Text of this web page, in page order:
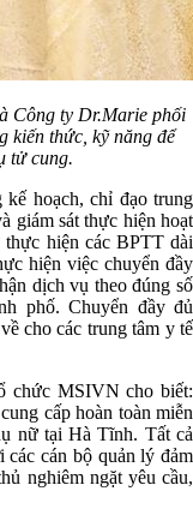
Công ty Dr.Marie phối
kiến thức, kỹ năng để
tử cung.
hoạch, chỉ đạo trung
giám sát thực hiện hoạt
hiện các BPTT dài
hiện việc chuyển đầy
dịch vụ theo đúng số
phố. Chuyển đầy đủ
cho các trung tâm y tế
chức MSIVN cho biết:
cấp hoàn toàn miễn
nữ tại Hà Tĩnh. Tất cả
các cán bộ quản lý đảm
nghiêm ngặt yêu cầu,